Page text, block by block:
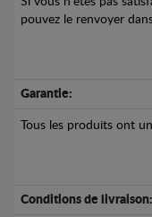
pouvez le renvoyer
Garantie:
Tous les produits ont
Conditions de livraison: